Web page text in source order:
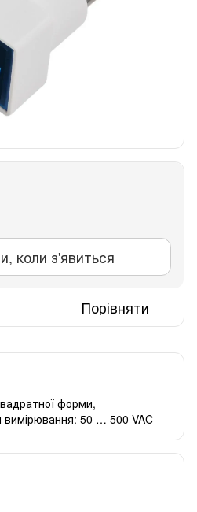
коли з'явиться
Порівняти
форми,
вимірювання: 50 … 500 VAC